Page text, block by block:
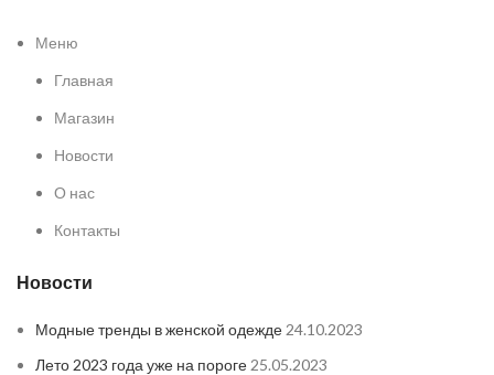
Меню
Главная
Магазин
Новости
О нас
Контакты
Новости
Модные тренды в женской одежде 24.10.2023
Лето 2023 года уже на пороге 25.05.2023